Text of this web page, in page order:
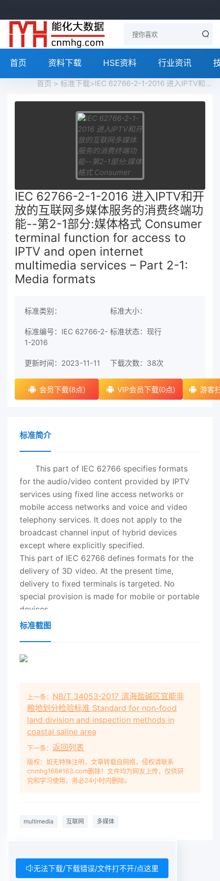
首页 资料下载 HSE资料 行业资讯
首页 > 标准下载>IEC 62766-2-1-2016 进入IPTV和开放的互联网多媒体服务的消费终端功能--第2-1部分:媒体格式 Consumer terminal function for access to IPTV and open internet multimedia services – Part 2-1: Media formats免费下载
IEC 62766-2-1-2016 进入IPTV和开
放的互联网多媒体服务的消费终端功
能--第2-1部分:媒体格式 Consumer
terminal function for access to
IPTV and open internet
multimedia services – Part 2-1:
Media formats
标准类别： 标准大小：
标准编号：IEC 62766-2-
1-2016
标准状态：现行
更新时间：2023-11-11 下载次数： 38次
会员下载(8点) VIP会员下载(0点) 游客
标准简介
This part of IEC 62766 specifies formats
for the audio/video content provided by IPTV
services using fixed line access networks or
mobile access networks and voice and video
telephony services. It does not apply to the
broadcast channel input of hybrid devices
except where explicitly specified.
This part of IEC 62766 defines formats for the
delivery of 3D video. At the present time,
delivery to fixed terminals is targeted. No
special provision is made for mobile or portable
devices.
This standard defines the media formats utilised
2016
services – Part 2-1: Media formats Fonction des
terminaux grand public pour l'accès aux
services IPTV et multimédias de l'internet ouvert
– Partie 2-1: Formats des médias IEC 62766-2-
2016-12(en-fr) THIS PUBLICATION IS
COPYRIGHT PROTECTED Copyright ？2016
标准截图
上一条： NB/T 34053-2017 滨海盐碱区宜能非
粮地划分检验标准 Standard for non-food
land division and inspection methods in
coastal saline area
下一条： 返回列表
版权：如无特殊注明，文章转载自网络，侵权请联系
cnmhg168#163.com删除！文件均为网友上传，仅供研
究和学习使用，务必24小时内删除。
multimedia 互联网 多媒体
无法下载/下载错误/文件打不开/点这里